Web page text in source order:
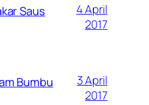
Saus
4 April
2017
Bumbu
3 April
2017